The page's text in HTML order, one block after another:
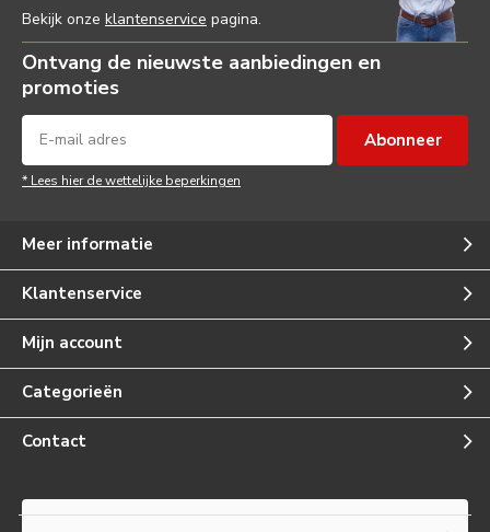
Bekijk onze klantenservice pagina.
Ontvang de nieuwste aanbiedingen en
promoties
Abonneer
* Lees hier de wettelijke beperkingen
Meer informatie
Klantenservice
Mijn account
Categorieën
Contact